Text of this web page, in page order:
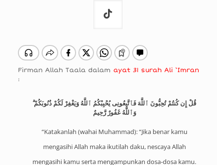
Firman Allah Taala dalam ayat 31 surah Ali ‘Imran
:
قُلْ إِن كُنتُمْ تُحِبُّونَ ٱللَّهَ فَٱتَّبِعُونِى يُحْبِبْكُمُ ٱللَّهُ وَيَغْفِرْ لَكُمْ ذُنُوبَكُمْ ۗ
وَٱللَّهُ غَفُورٌ رَّحِيمٌ
“Katakanlah (wahai Muhammad): “Jika benar kamu
mengasihi Allah maka ikutilah daku, nescaya Allah
mengasihi kamu serta mengampunkan dosa-dosa kamu.